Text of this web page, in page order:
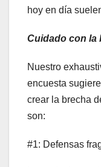
hoy en día
Cuidado con la
Nuestro
encuesta
crear la brecha
son:
#1: Defensas